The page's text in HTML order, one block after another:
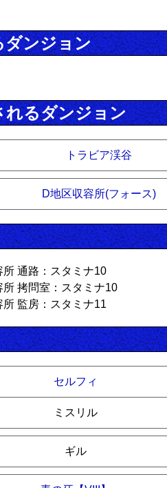
ダンジョン
れるダンジョン
トラビア渓谷
D地区収容所(フォース)
通路：スタミナ10
拷問室：スタミナ10
監房：スタミナ11
セルフィ
ミスリル
ギル